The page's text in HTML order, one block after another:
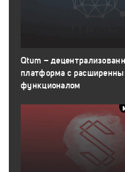
Qtum –
платформа с
функционалом